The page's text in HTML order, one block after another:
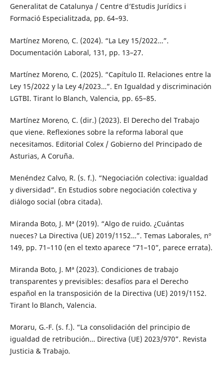
Generalitat de Catalunya / Centre d’Estudis Jurídics i
Formació Especialitzada, pp. 64–93.
Martínez Moreno, C. (2024). “La Ley 15/2022…”.
Documentación Laboral, 131, pp. 13–27.
Martínez Moreno, C. (2025). “Capítulo II. Relaciones entre la
Ley 15/2022 y la Ley 4/2023…”. En Igualdad y discriminación
LGTBI. Tirant lo Blanch, Valencia, pp. 65–85.
Martínez Moreno, C. (dir.) (2023). El Derecho del Trabajo
que viene. Reflexiones sobre la reforma laboral que
necesitamos. Editorial Colex / Gobierno del Principado de
Asturias, A Coruña.
Menéndez Calvo, R. (s. f.). “Negociación colectiva: igualdad
y diversidad”. En Estudios sobre negociación colectiva y
diálogo social (obra citada).
Miranda Boto, J. Mª (2019). “Algo de ruido. ¿Cuántas
nueces? La Directiva (UE) 2019/1152…”. Temas Laborales, nº
149, pp. 71–110 (en el texto aparece “71–10”, parece errata).
Miranda Boto, J. Mª (2023). Condiciones de trabajo
transparentes y previsibles: desafíos para el Derecho
español en la transposición de la Directiva (UE) 2019/1152.
Tirant lo Blanch, Valencia.
Moraru, G.-F. (s. f.). “La consolidación del principio de
igualdad de retribución… Directiva (UE) 2023/970”. Revista
Justicia & Trabajo.